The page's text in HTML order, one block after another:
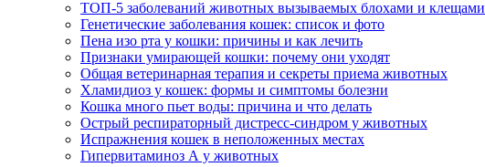
ТОП-5 заболеваний животных вызываемых блохами и клещами
Генетические заболевания кошек: список и фото
Пена изо рта у кошки: причины и как лечить
Признаки умирающей кошки: почему они уходят
Общая ветеринарная терапия и секреты приема животных
Хламидиоз у кошек: формы и симптомы болезни
Кошка много пьет воды: причина и что делать
Острый респираторный дистресс-синдром у животных
Испражнения кошек в неположенных местах
Гипервитаминоз А у животных